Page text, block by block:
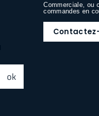
ok
Commerciale, ou
commandes en